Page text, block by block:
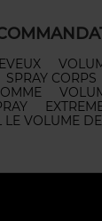
SPRAY CORPS
LE VOLUME